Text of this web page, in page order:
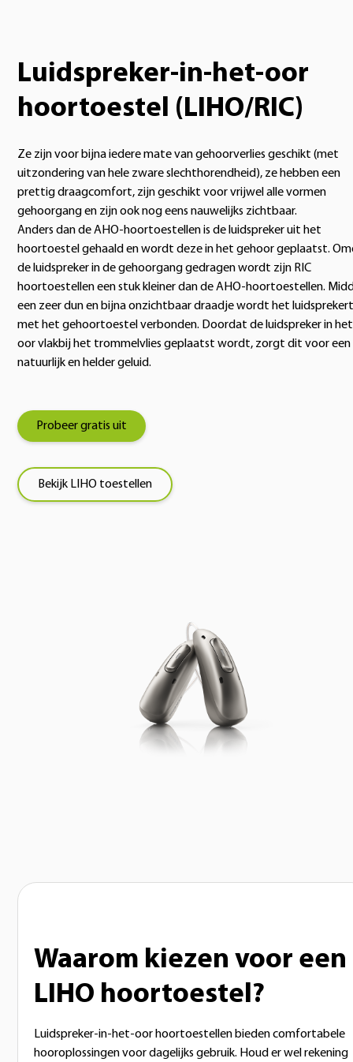
Luidspreker-in-het-oor
hoortoestel (LIHO/RIC)
Ze zijn voor bijna iedere mate van gehoorverlies geschikt (met
uitzondering van hele zware slechthorendheid), ze hebben een
prettig draagcomfort, zijn geschikt voor vrijwel alle vormen
gehoorgang en zijn ook nog eens nauwelijks zichtbaar.
Anders dan de AHO-hoortoestellen is de luidspreker uit het
hoortoestel gehaald en wordt deze in het gehoor geplaatst.
de luidspreker in de gehoorgang gedragen wordt zijn RIC
hoortoestellen een stuk kleiner dan de AHO-hoortoestellen.
een zeer dun en bijna onzichtbaar draadje wordt het
met het gehoortoestel verbonden. Doordat de luidspreker in het
oor vlakbij het trommelvlies geplaatst wordt, zorgt dit voor een
natuurlijk en helder geluid.
Probeer gratis uit
Bekijk LIHO toestellen
Waarom kiezen voor een
LIHO hoortoestel?
Luidspreker-in-het-oor hoortoestellen bieden comfortabele
hooroplossingen voor dagelijks gebruik. Houd er wel rekening